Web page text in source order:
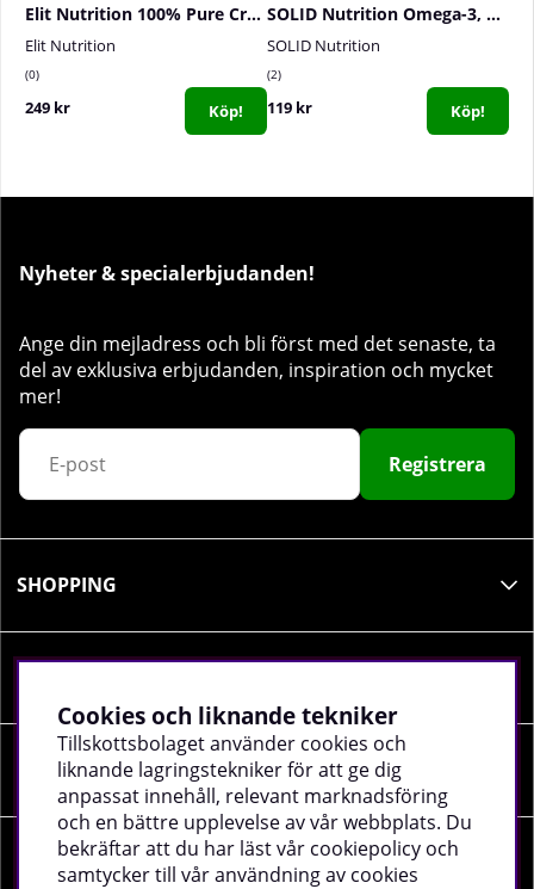
Elit Nutrition 100% Pure Creatine Monohydrate, 300 g
Elit Nutrition
0
249 kr Köp!
SOLID Nutrition Omega-3, 90 caps
SOLID Nutrition
2
119 kr Köp!
Nyheter & specialerbjudanden!
Ange din mejladress och bli först med det senaste, ta
del av exklusiva erbjudanden, inspiration och mycket
mer!
Registrera
SHOPPING
SOCIALA MEDIER
FÖRETAGSUPPGIFTER
Cookies och liknande tekniker
Tillskottsbolaget använder cookies och
liknande lagringstekniker för att ge dig
anpassat innehåll, relevant marknadsföring
och en bättre upplevelse av vår webbplats. Du
bekräftar att du har läst vår cookiepolicy och
samtycker till vår användning av cookies